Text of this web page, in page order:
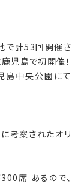
で計53回開催さ
児島で初開催！
島中央公園にて
考案されたオリ
席 あるので、